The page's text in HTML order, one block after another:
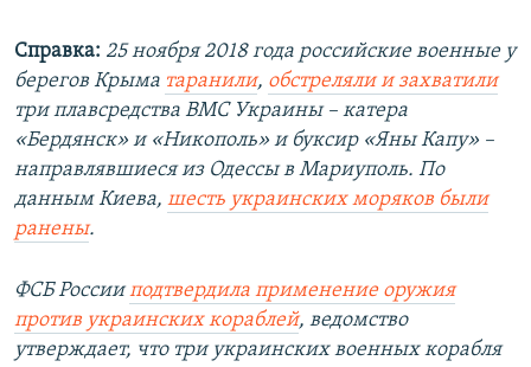
Справка: 25 ноября 2018 года российские военные у
берегов Крыма таранили, обстреляли и захватили
три плавсредства ВМС Украины – катера
«Бердянск» и «Никополь» и буксир «Яны Капу» –
направлявшиеся из Одессы в Мариуполь. По
данным Киева, шесть украинских моряков были
ранены.
ФСБ Россииподтвердила применение оружия
против украинских кораблей, ведомство
утверждает, что три украинских военных корабля